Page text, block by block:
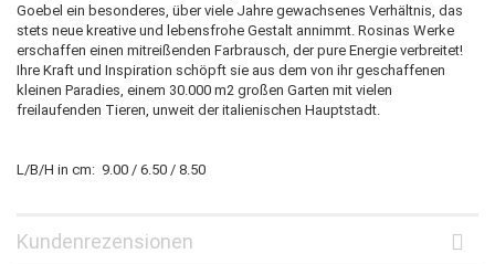
Goebel ein besonderes, über viele Jahre gewachsenes Verhältnis, das
stets neue kreative und lebensfrohe Gestalt annimmt. Rosinas Werke
erschaffen einen mitreißenden Farbrausch, der pure Energie verbreitet!
Ihre Kraft und Inspiration schöpft sie aus dem von ihr geschaffenen
kleinen Paradies, einem 30.000 m2 großen Garten mit vielen
freilaufenden Tieren, unweit der italienischen Hauptstadt.
L/B/H in cm: 9.00 / 6.50 / 8.50
Kundenrezensionen